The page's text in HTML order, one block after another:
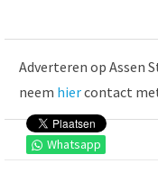
Whatsapp
Adverteren op Assen
neem hiercontact